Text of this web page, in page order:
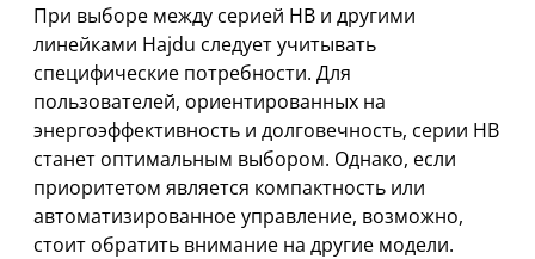
При выборе между серией HB и другими
линейками Hajdu следует учитывать
специфические потребности. Для
пользователей, ориентированных на
энергоэффективность и долговечность, серии HB
станет оптимальным выбором. Однако, если
приоритетом является компактность или
автоматизированное управление, возможно,
стоит обратить внимание на другие модели.